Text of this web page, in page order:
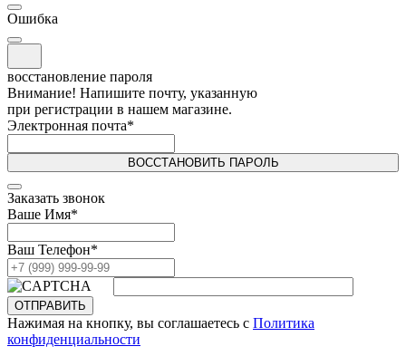
Ошибка
восстановление пароля
Внимание! Напишите почту, указанную
при регистрации в нашем магазине.
Электронная почта*
ВОССТАНОВИТЬ ПАРОЛЬ
Заказать звонок
Ваше Имя*
Ваш Телефон*
ОТПРАВИТЬ
Нажимая на кнопку, вы соглашаетесь с Политика
конфиденциальности